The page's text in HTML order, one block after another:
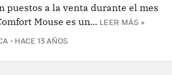
puestos a la venta durante el mes
Mouse es un... LEER MÁS »
HACE 13 AÑOS